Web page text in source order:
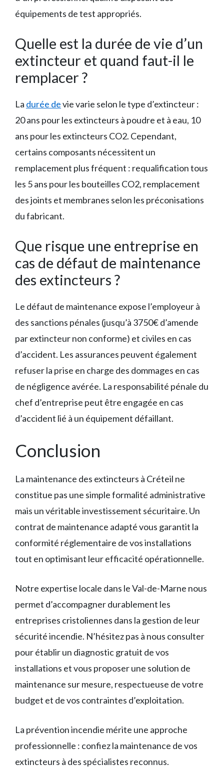
équipements de test appropriés.
Quelle est la durée de vie d’un
extincteur et quand faut-il le
remplacer ?
La durée devie varie selon le type d’extincteur :
20 ans pour les extincteurs à poudre et à eau, 10
ans pour les extincteurs CO2. Cependant,
certains composants nécessitent un
remplacement plus fréquent : requalification tous
les 5 ans pour les bouteilles CO2, remplacement
des joints et membranes selon les préconisations
du fabricant.
Que risque une entreprise en
cas de défaut de maintenance
des extincteurs ?
Le défaut de maintenance expose l’employeur à
des sanctions pénales (jusqu’à 3750€ d’amende
par extincteur non conforme) et civiles en cas
d’accident. Les assurances peuvent également
refuser la prise en charge des dommages en cas
de négligence avérée. La responsabilité pénale du
chef d’entreprise peut être engagée en cas
d’accident lié à un équipement défaillant.
Conclusion
La maintenance des extincteurs à Créteil ne
constitue pas une simple formalité administrative
mais un véritable investissement sécuritaire. Un
contrat de maintenance adapté vous garantit la
conformité réglementaire de vos installations
tout en optimisant leur efficacité opérationnelle.
Notre expertise locale dans le Val-de-Marne nous
permet d’accompagner durablement les
entreprises cristoliennes dans la gestion de leur
sécurité incendie. N’hésitez pas à nous consulter
pour établir un diagnostic gratuit de vos
installations et vous proposer une solution de
maintenance sur mesure, respectueuse de votre
budget et de vos contraintes d’exploitation.
La prévention incendie mérite une approche
professionnelle : confiez la maintenance de vos
extincteurs à des spécialistes reconnus.